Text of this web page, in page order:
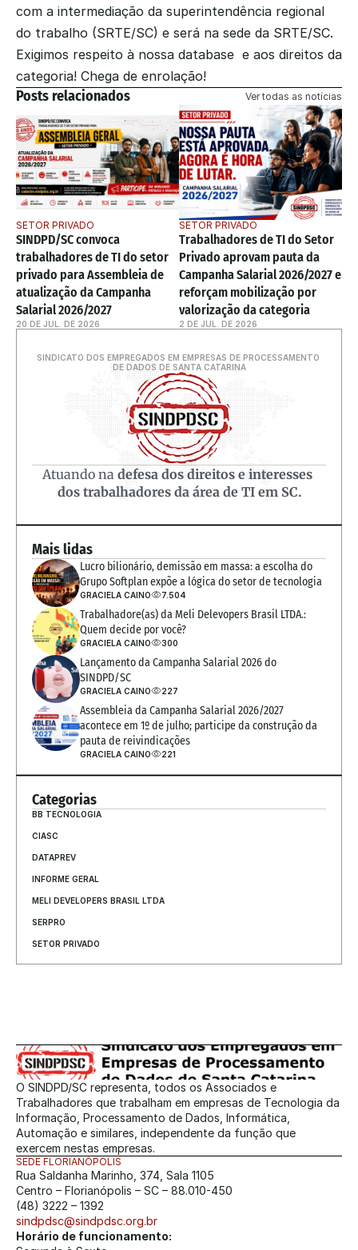
com a intermediação da superintendência regional
do trabalho (SRTE/SC) e será na sede da SRTE/SC.
Exigimos respeito à nossa database  e aos direitos da
categoria! Chega de enrolação!
Posts relacionados Ver todas as notícias
SETOR PRIVADO
SINDPD/SC convoca
trabalhadores de TI do setor
privado para Assembleia de
atualização da Campanha
Salarial 2026/2027
20 DE JUL. DE 2026
SETOR PRIVADO
Trabalhadores de TI do Setor
Privado aprovam pauta da
Campanha Salarial 2026/2027 e
reforçam mobilização por
valorização da categoria
2 DE JUL. DE 2026
SINDICATO DOS EMPREGADOS EM EMPRESAS DE PROCESSAMENTO
DE DADOS DE SANTA CATARINA
Atuando na defesa dos direitos e interesses
dos trabalhadores da área de TI em SC.
Mais lidas
Lucro bilionário, demissão em massa: a escolha do
Grupo Softplan expõe a lógica do setor de tecnologia
GRACIELA CAINO 7.504
Trabalhadore(as) da Meli Delevopers Brasil LTDA.:
Quem decide por você?
GRACIELA CAINO 300
Lançamento da Campanha Salarial 2026 do
SINDPD/SC
GRACIELA CAINO 227
Assembleia da Campanha Salarial 2026/2027
acontece em 1º de julho; participe da construção da
pauta de reivindicações
GRACIELA CAINO 221
Categorias
BB TECNOLOGIA
CIASC
DATAPREV
INFORME GERAL
MELI DEVELOPERS BRASIL LTDA
SERPRO
SETOR PRIVADO
O SINDPD/SC representa, todos os Associados e
Trabalhadores que trabalham em empresas de Tecnologia da
Informação, Processamento de Dados, Informática,
Automação e similares, independente da função que
exercem nestas empresas.
SEDE FLORIANÓPOLIS
Rua Saldanha Marinho, 374, Sala 1105
Centro – Florianópolis – SC – 88.010-450
(48) 3222 – 1392
sindpdsc@sindpdsc.org.br
Horário de funcionamento: